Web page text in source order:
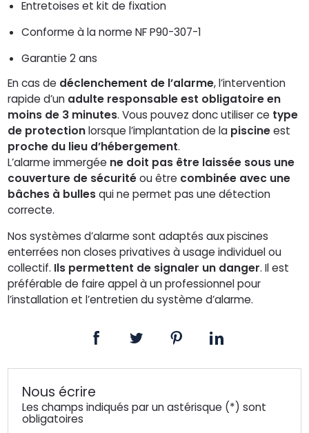
Entretoises et kit de fixation
Conforme à la norme NF P90-307-1
Garantie 2 ans
En cas de déclenchement de l’alarme, l’intervention
rapide d’un adulte responsable est obligatoire en
moins de 3 minutes. Vous pouvez donc utiliser ce type
de protectionlorsque l’implantation de la piscineest
proche du lieu d’hébergement.
L’alarme immergée ne doit pas être laissée sous une
couverture de sécuritéou être combinée avec une
bâches à bullesqui ne permet pas une détection
correcte.
Nos systèmes d’alarme sont adaptés aux piscines
enterrées non closes privatives à usage individuel ou
collectif. Ils permettent de signaler un danger. Il est
préférable de faire appel à un professionnel pour
l’installation et l’entretien du système d’alarme.
Nous écrire
Les champs indiqués par un astérisque (*) sont
obligatoires